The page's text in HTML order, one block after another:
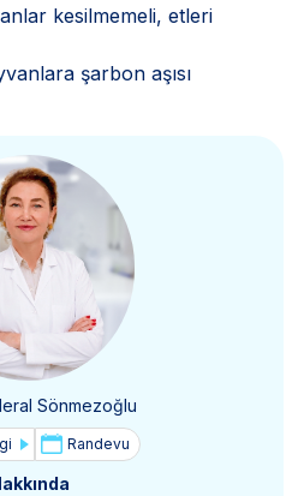
kesilmemeli, etleri
şarbon aşısı
Sönmezoğlu
Randevu